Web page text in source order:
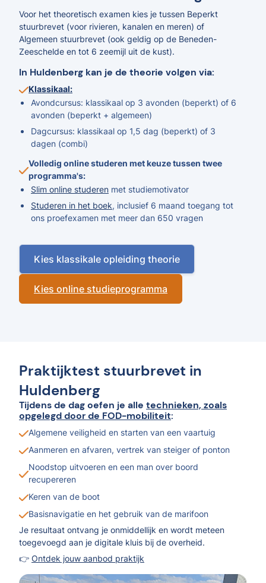
Voor het theoretisch examen kies je tussen Beperkt
stuurbrevet (voor rivieren, kanalen en meren) of
Algemeen stuurbrevet (ook geldig op de Beneden-
Zeeschelde en tot 6 zeemijl uit de kust).
In Huldenberg kan je de theorie volgen via:
Klassikaal:
Avondcursus: klassikaal op 3 avonden (beperkt) of 6
avonden (beperkt + algemeen)
Dagcursus: klassikaal op 1,5 dag (beperkt) of 3
dagen (combi)
Volledig online studeren met keuze tussen twee
programma's:
Slim online studeren met studiemotivator
Studeren in het boek, inclusief 6 maand toegang tot
ons proefexamen met meer dan 650 vragen
Kies klassikale opleiding theorie
Kies online studieprogramma
Praktijktest stuurbrevet in
Huldenberg
Tijdens de dag oefen je alle technieken, zoals
opgelegd door de FOD-mobiliteit:
Algemene veiligheid en starten van een vaartuig
Aanmeren en afvaren, vertrek van steiger of ponton
Noodstop uitvoeren en een man over boord
recupereren
Keren van de boot
Basisnavigatie en het gebruik van de marifoon
Je resultaat ontvang je onmiddellijk en wordt meteen
toegevoegd aan je digitale kluis bij de overheid.
👉 Ontdek jouw aanbod praktijk